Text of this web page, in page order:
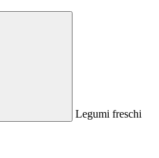
Legumi freschi